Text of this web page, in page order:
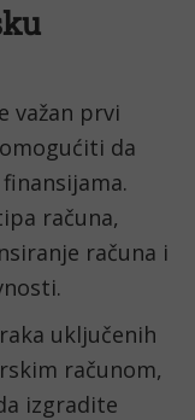
važan prvi
da
računa,
računa i
uključenih
računom,
izgradite